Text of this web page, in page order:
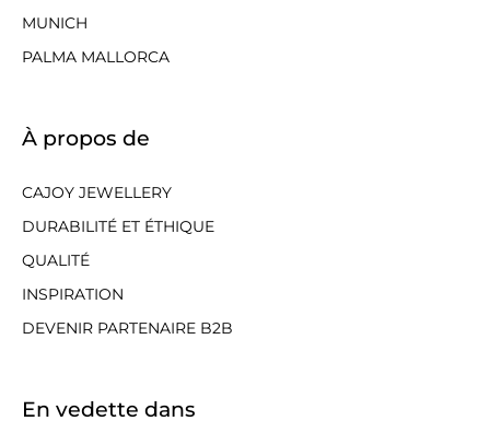
MUNICH
PALMA MALLORCA
À propos de
CAJOY JEWELLERY
DURABILITÉ ET ÉTHIQUE
QUALITÉ
INSPIRATION
DEVENIR PARTENAIRE B2B
En vedette dans